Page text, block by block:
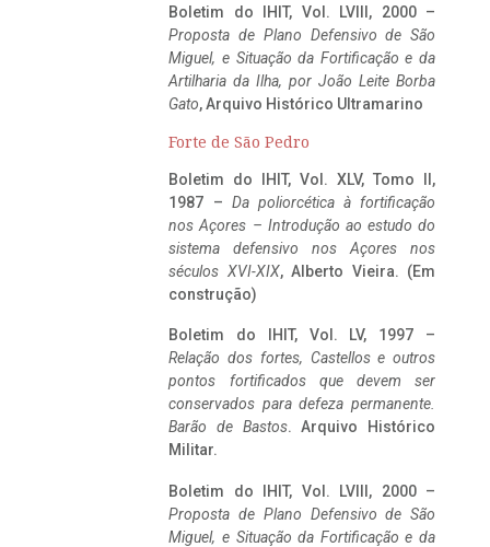
Boletim do IHIT, Vol. LVIII, 2000 –
Proposta de Plano Defensivo de São
Miguel, e Situação da Fortificação e da
Artilharia da Ilha, por João Leite Borba
Gato, Arquivo Histórico Ultramarino
Forte de São Pedro
Boletim do IHIT, Vol. XLV, Tomo II,
1987 – Da poliorcética à fortificação
nos Açores – Introdução ao estudo do
sistema defensivo nos Açores nos
séculos XVI-XIX, Alberto Vieira. (Em
construção)
Boletim do IHIT, Vol. LV, 1997 –
Relação dos fortes, Castellos e outros
pontos fortificados que devem ser
conservados para defeza permanente.
Barão de Bastos. Arquivo Histórico
Militar.
Boletim do IHIT, Vol. LVIII, 2000 –
Proposta de Plano Defensivo de São
Miguel, e Situação da Fortificação e da